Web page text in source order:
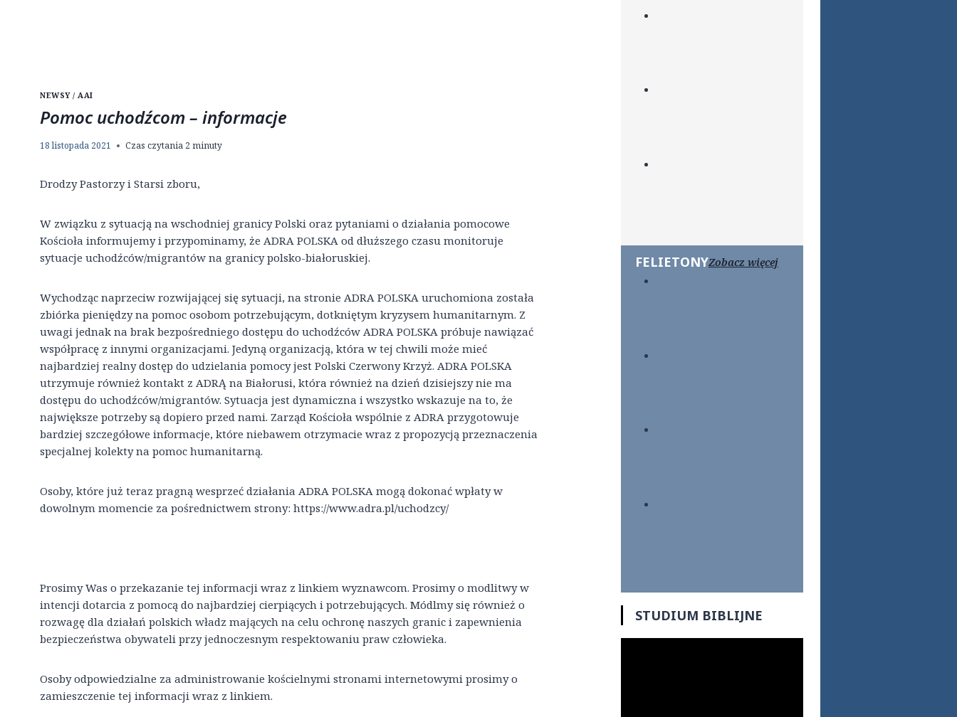
NEWSY / AAI
Pomoc uchodźcom – informacje
18 listopada 2021 Czas czytania 2 minuty
Drodzy Pastorzy i Starsi zboru,
W związku z sytuacją na wschodniej granicy Polski oraz pytaniami o działania pomocowe
Kościoła informujemy i przypominamy, że ADRA POLSKA od dłuższego czasu monitoruje
sytuacje uchodźców/migrantów na granicy polsko-białoruskiej.
Wychodząc naprzeciw rozwijającej się sytuacji, na stronie ADRA POLSKA uruchomiona została
zbiórka pieniędzy na pomoc osobom potrzebującym, dotkniętym kryzysem humanitarnym. Z
uwagi jednak na brak bezpośredniego dostępu do uchodźców ADRA POLSKA próbuje nawiązać
współpracę z innymi organizacjami. Jedyną organizacją, która w tej chwili może mieć
najbardziej realny dostęp do udzielania pomocy jest Polski Czerwony Krzyż. ADRA POLSKA
utrzymuje również kontakt z ADRĄ na Białorusi, która również na dzień dzisiejszy nie ma
dostępu do uchodźców/migrantów. Sytuacja jest dynamiczna i wszystko wskazuje na to, że
największe potrzeby są dopiero przed nami. Zarząd Kościoła wspólnie z ADRA przygotowuje
bardziej szczegółowe informacje, które niebawem otrzymacie wraz z propozycją przeznaczenia
specjalnej kolekty na pomoc humanitarną.
Osoby, które już teraz pragną wesprzeć działania ADRA POLSKA mogą dokonać wpłaty w
dowolnym momencie za pośrednictwem strony: https://www.adra.pl/uchodzcy/
Prosimy Was o przekazanie tej informacji wraz z linkiem wyznawcom. Prosimy o modlitwy w
intencji dotarcia z pomocą do najbardziej cierpiących i potrzebujących. Módlmy się również o
rozwagę dla działań polskich władz mających na celu ochronę naszych granic i zapewnienia
bezpieczeństwa obywateli przy jednoczesnym respektowaniu praw człowieka.
Osoby odpowiedzialne za administrowanie kościelnymi stronami internetowymi prosimy o
zamieszczenie tej informacji wraz z linkiem.
FELIETONYZobacz więcej
STUDIUM BIBLIJNE